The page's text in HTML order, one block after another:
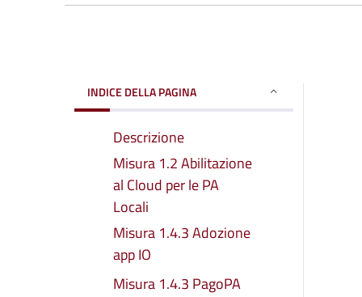
INDICE DELLA PAGINA
Descrizione
Misura 1.2 Abilitazione
al Cloud per le PA
Locali
Misura 1.4.3 Adozione
app IO
Misura 1.4.3 PagoPA